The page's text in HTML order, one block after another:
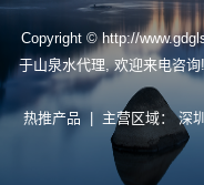
Copyright © http://
于山泉水代理, 欢迎来电咨
热推产品 | 主营区域：深圳